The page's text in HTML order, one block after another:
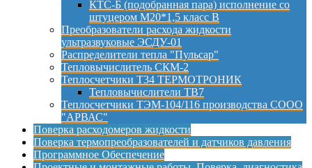
КТС-Б (подобранная пара) исполнение со
штуцером М20*1,5 класс B
Преобразователи расхода жидкости
ультразвуковые ЭСДУ-01
Распределители тепла "Пульсар"
Тепловычислитель СКМ-2
Теплосчетчики Т34 ТЕРМОТРОНИК
Тепловычислители ТВ7
Теплосчетчики ТЭМ-104/116 производства СООО
"АРВАС"
Поверка расходомеров жидкости
Поверка термопреобразователей и датчиков давления
Программное Обеспечение